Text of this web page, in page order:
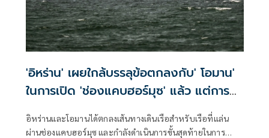
'อิหร่าน' เผยใกล้บรรลุข้อตกลงกับ' โอมาน'
ในการเปิด 'ช่องแคบฮอร์มุซ' แล้ว แต่การ
อิหร่านและโอมานได้ตกลงเส้นทางเดินเรือสำหรับเรือที่แล่น
ผ่านช่องแคบฮอร์มุซ และกำลังดำเนินการขั้นสุดท้ายในการ